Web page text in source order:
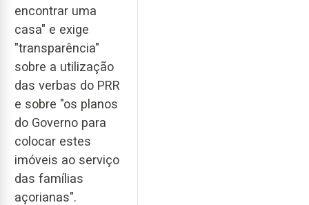
encontrar uma
casa" e exige
"transparência"
sobre a utilização
das verbas do PRR
e sobre "os planos
do Governo para
colocar estes
imóveis ao serviço
das famílias
açorianas".